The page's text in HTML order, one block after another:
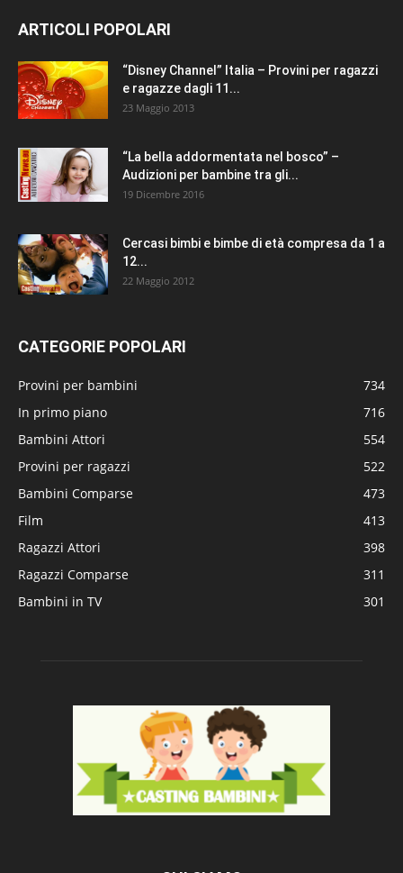
ARTICOLI POPOLARI
“Disney Channel” Italia – Provini per ragazzi
e ragazze dagli 11...
23 Maggio 2013
“La bella addormentata nel bosco” –
Audizioni per bambine tra gli...
19 Dicembre 2016
Cercasi bimbi e bimbe di età compresa da 1 a
12...
22 Maggio 2012
CATEGORIE POPOLARI
Provini per bambini
734
In primo piano
716
Bambini Attori
554
Provini per ragazzi
522
Bambini Comparse
473
Film
413
Ragazzi Attori
398
Ragazzi Comparse
311
Bambini in TV
301